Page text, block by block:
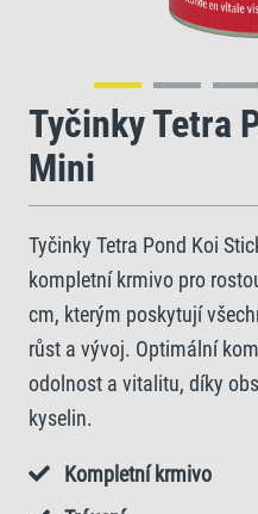
Tyčinky Tetra
Mini
Tyčinky Tetra Pond Koi
kompletní krmivo pro
cm, kterým poskytují
růst a vývoj. Optimální
odolnost a vitalitu, díky
kyselin.
Kompletní krmivo